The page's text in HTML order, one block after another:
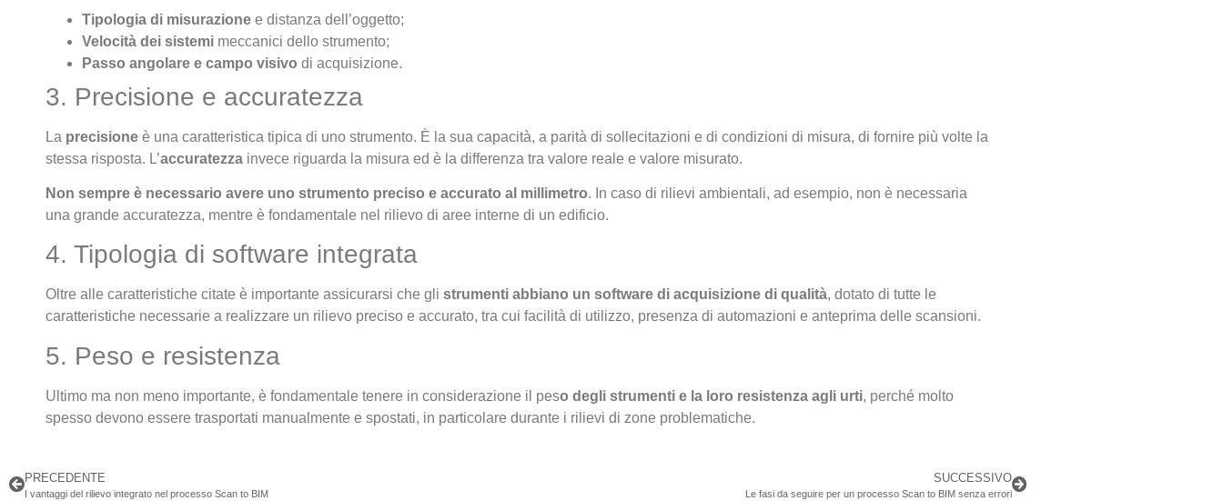
Tipologia di misurazione e distanza dell’oggetto;
Velocità dei sistemi meccanici dello strumento;
Passo angolare e campo visivo di acquisizione.
3. Precisione e accuratezza
La precisione è una caratteristica tipica di uno strumento. È la sua capacità, a parità di sollecitazioni e di condizioni di misura, di fornire più volte la
stessa risposta. L’accuratezza invece riguarda la misura ed è la differenza tra valore reale e valore misurato.
Non sempre è necessario avere uno strumento preciso e accurato al millimetro. In caso di rilievi ambientali, ad esempio, non è necessaria
una grande accuratezza, mentre è fondamentale nel rilievo di aree interne di un edificio.
4. Tipologia di software integrata
Oltre alle caratteristiche citate è importante assicurarsi che gli strumenti abbiano un software di acquisizione di qualità, dotato di tutte le
caratteristiche necessarie a realizzare un rilievo preciso e accurato, tra cui facilità di utilizzo, presenza di automazioni e anteprima delle scansioni.
5. Peso e resistenza
Ultimo ma non meno importante, è fondamentale tenere in considerazione il peso degli strumenti e la loro resistenza agli urti, perché molto
spesso devono essere trasportati manualmente e spostati, in particolare durante i rilievi di zone problematiche.
PRECEDENTE
I vantaggi del rilievo integrato nel processo Scan to BIM
SUCCESSIVO
Le fasi da seguire per un processo Scan to BIM senza errori